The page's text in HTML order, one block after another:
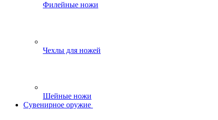
Филейные ножи
Чехлы для ножей
Шейные ножи
Сувенирное оружие